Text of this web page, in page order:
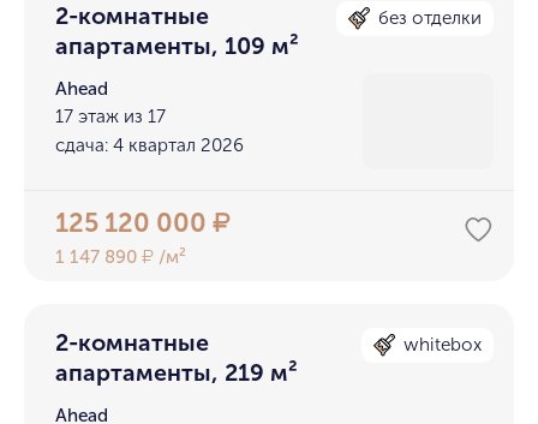
2-комнатные
апартаменты, 109 м²
без отделки
Ahead
17 этаж из 17
сдача: 4 квартал 2026
125 120 000₽
1 147 890₽ /м²
2-комнатные
апартаменты, 219 м²
whitebox
Ahead